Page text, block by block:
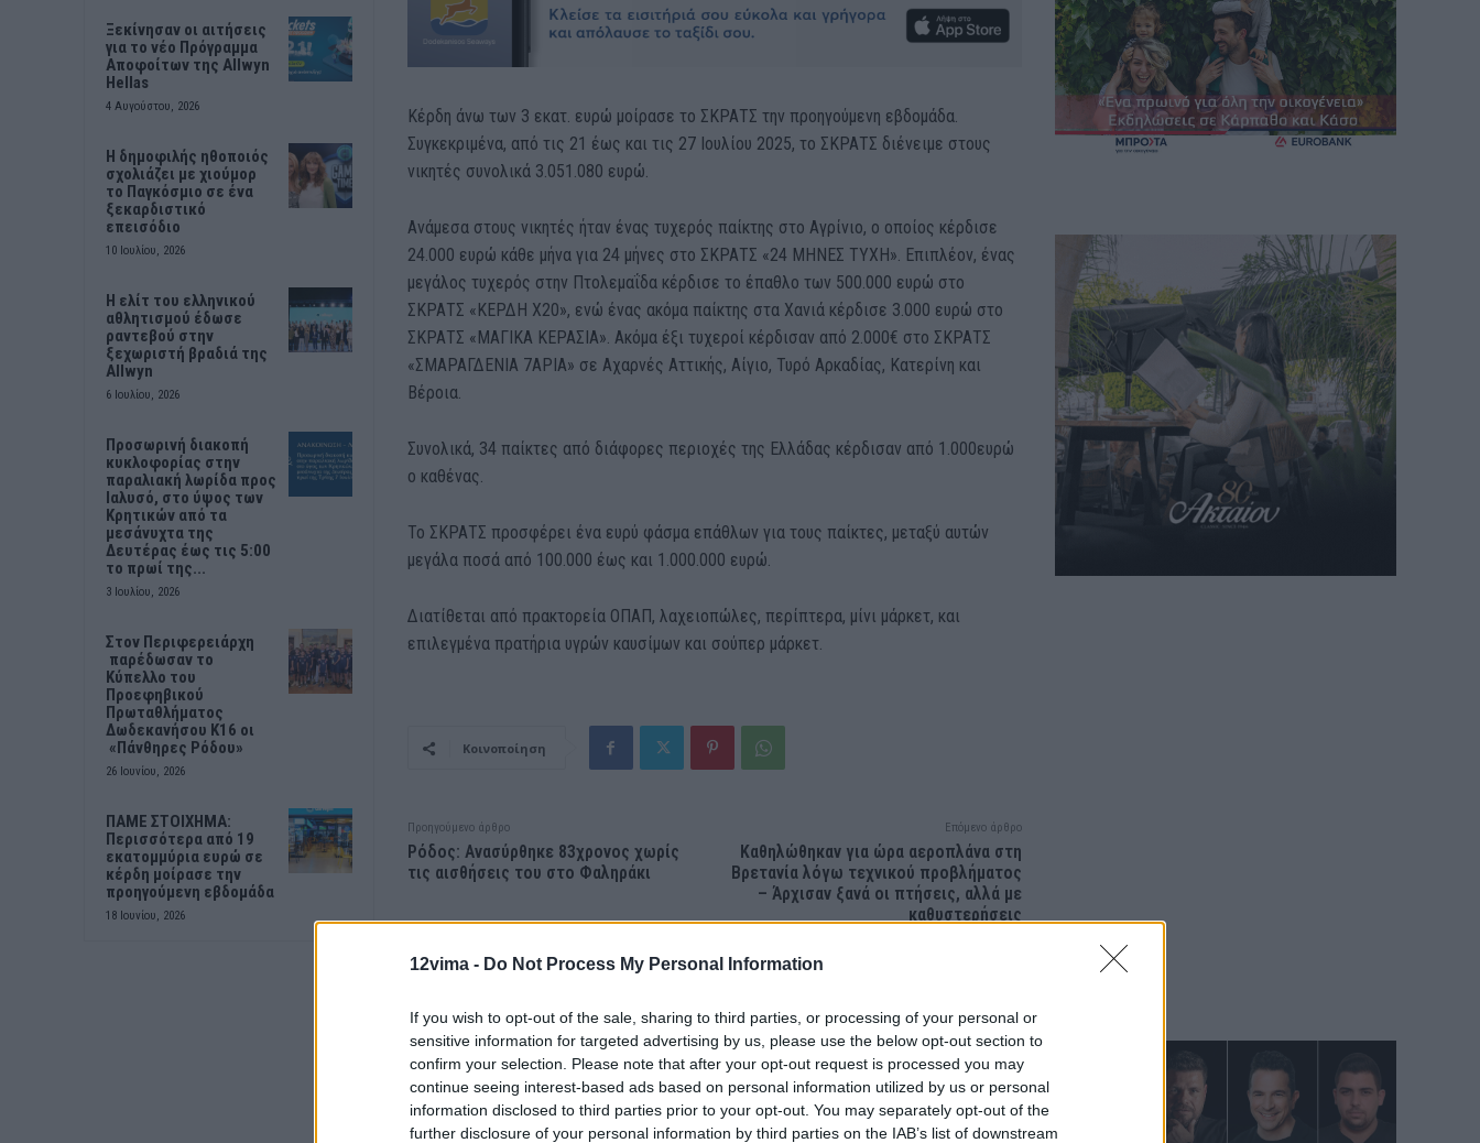
12vima - Do Not Process My Personal Information
If you wish to opt-out of the sale, sharing to third parties, or processing of your personal or
sensitive information for targeted advertising by us, please use the below opt-out section to
confirm your selection. Please note that after your opt-out request is processed you may
continue seeing interest-based ads based on personal information utilized by us or personal
information disclosed to third parties prior to your opt-out. You may separately opt-out of the
further disclosure of your personal information by third parties on the IAB’s list of downstream
Ξεκίνησαν οι αιτήσεις
για το νέο Πρόγραμμα
Αποφοίτων της Allwyn
Hellas
4 Αυγούστου, 2026
Η δημοφιλής ηθοποιός
σχολιάζει με χιούμορ
το Παγκόσμιο σε ένα
ξεκαρδιστικό
επεισόδιο
10 Ιουλίου, 2026
Η ελίτ του ελληνικού
αθλητισμού έδωσε
ραντεβού στην
ξεχωριστή βραδιά της
Allwyn
6 Ιουλίου, 2026
Προσωρινή διακοπή
κυκλοφορίας στην
παραλιακή λωρίδα προς
Ιαλυσό, στο ύψος των
Κρητικών από τα
μεσάνυχτα της
Δευτέρας έως τις 5:00
το πρωί της...
3 Ιουλίου, 2026
Στον Περιφερειάρχη
παρέδωσαν το
Κύπελλο του
Προεφηβικού
Πρωταθλήματος
Δωδεκανήσου Κ16 οι
«Πάνθηρες Ρόδου»
26 Ιουνίου, 2026
ΠΑΜΕ ΣΤΟΙΧΗΜΑ:
Περισσότερα από 19
εκατομμύρια ευρώ σε
κέρδη μοίρασε την
προηγούμενη εβδομάδα
18 Ιουνίου, 2026
Κέρδη άνω των 3 εκατ. ευρώ μοίρασε το ΣΚΡΑΤΣ την προηγούμενη εβδομάδα.
Συγκεκριμένα, από τις 21 έως και τις 27Ιουλίου 2025, το ΣΚΡΑΤΣ διένειμε στους
νικητές συνολικά 3.051 .080 ευρώ.
Ανάμεσα στους νικητές ήταν ένας τυχερός παίκτης στο Αγρίνιο, ο οποίος κέρδισε
24.000 ευρώ κάθε μήνα για 24 μήνες στο ΣΚΡΑΤΣ «24 ΜΗΝΕΣ ΤΥΧΗ». Επιπλέον, ένας
μεγάλος τυχερός στην Πτολεμαΐδα κέρδισε το έπαθλο των 500.000 ευρώ στο
ΣΚΡΑΤΣ « ΚΕΡΔΗ Χ20», ενώ ένας ακόμα παίκτης στα Χανιάκέρδισε 3.000 ευρώ στο
ΣΚΡΑΤΣ « ΜΑΓΙΚΑ ΚΕΡΑΣΙΑ». Ακόμα έξι τυχεροί κέρδισαν από 2.000€ στο ΣΚΡΑΤΣ
«ΣΜΑΡΑΓΔΕΝΙΑ 7ΑΡΙΑ» σε Αχαρνές Αττικής, Αίγιο, Τυρό Αρκαδίας, Κατερίνη και
Βέροια.
Συνολικά, 34 παίκτες από διάφορες περιοχές της Ελλάδας κέρδισαν από 1.000ευρώ
ο καθένας.
Το ΣΚΡΑΤΣ προσφέρει ένα ευρύ φάσμα επάθλων για τους παίκτες, μεταξύ αυτών
μεγάλα ποσά από 100.000 έως και 1.000.000 ευρώ.
Διατίθεται από πρακτορεία ΟΠΑΠ, λαχειοπώλες, περίπτερα, μίνι μάρκετ, και
επιλεγμένα πρατήρια υγρών καυσίμων και σούπερ μάρκετ.
Κοινοποίηση
Προηγούμενο άρθρο
Ρόδος: Ανασύρθηκε 83χρονος χωρίς
τις αισθήσεις του στο Φαληράκι
Επόμενο άρθρο
Καθηλώθηκαν για ώρα αεροπλάνα στη
Βρετανία λόγω τεχνικού προβλήματος
– Άρχισαν ξανά οι πτήσεις, αλλά με
καθυστερήσεις